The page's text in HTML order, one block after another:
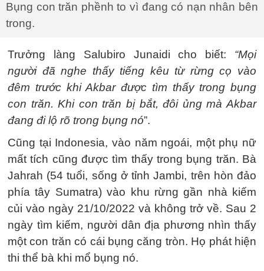
Bụng con trăn phềnh to vì đang có nạn nhân bên
trong.
Trưởng làng Salubiro Junaidi cho biết: “Mọi
người đã nghe thấy tiếng kêu từ rừng cọ vào
đêm trước khi Akbar được tìm thấy trong bụng
con trăn. Khi con trăn bị bắt, đôi ủng mà Akbar
đang đi lộ rõ trong bụng nó”.
Cũng tại Indonesia, vào năm ngoái, một phụ nữ
mất tích cũng được tìm thấy trong bụng trăn. Bà
Jahrah (54 tuổi, sống ở tỉnh Jambi, trên hòn đảo
phía tây Sumatra) vào khu rừng gần nhà kiếm
củi vào ngày 21/10/2022 và không trở về. Sau 2
ngày tìm kiếm, người dân địa phương nhìn thấy
một con trăn có cái bụng căng tròn. Họ phát hiện
thi thể bà khi mổ bụng nó.